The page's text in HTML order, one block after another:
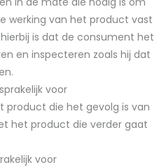
werking van het product vast
is dat de consument het
en inspecteren zoals hij dat
voor
product die het gevolg is van
het product die verder gaat
voor